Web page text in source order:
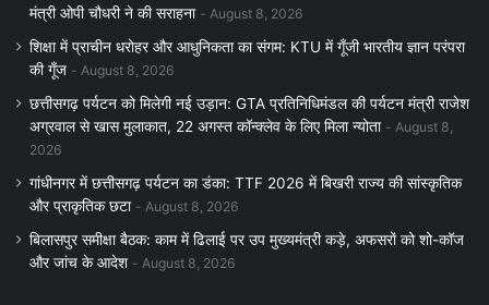
मंत्री ओपी चौधरी ने की सराहना
August 8, 2026
शिक्षा में प्राचीन धरोहर और आधुनिकता का संगम: KTU में गूँजी भारतीय ज्ञान परंपरा
की गूँज
August 8, 2026
छत्तीसगढ़ पर्यटन को मिलेगी नई उड़ान: GTA प्रतिनिधिमंडल की पर्यटन मंत्री राजेश
अग्रवाल से खास मुलाकात, 22 अगस्त कॉन्क्लेव के लिए मिला न्योता
August 8,
2026
गांधीनगर में छत्तीसगढ़ पर्यटन का डंका: TTF 2026 में बिखरी राज्य की सांस्कृतिक
और प्राकृतिक छटा
August 8, 2026
बिलासपुर समीक्षा बैठक: काम में ढिलाई पर उप मुख्यमंत्री कड़े, अफसरों को शो-कॉज
और जांच के आदेश
August 8, 2026